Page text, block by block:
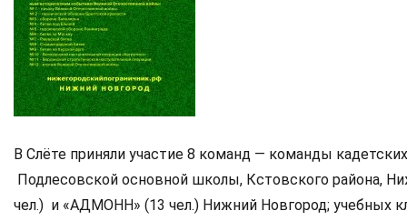
В Слёте приняли участие 8 команд — команды
Подлесовской основной школы, Кстовского района,
чел.) и «АДМОНН» (13 чел.) Нижний Новгород; учебных